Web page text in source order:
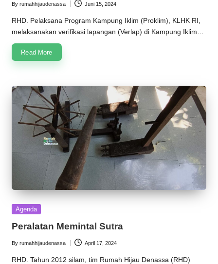
Posted
by
By rumahhijaudenassa Juni 15, 2024
RHD. Pelaksana Program Kampung Iklim (Proklim), KLHK RI,
melaksanakan verifikasi lapangan (Verlap) di Kampung Iklim…
Read More
Posted
Agenda
Peralatan Memintal Sutra
Posted
by
By rumahhijaudenassa April 17, 2024
RHD. Tahun 2012 silam, tim Rumah Hijau Denassa (RHD)